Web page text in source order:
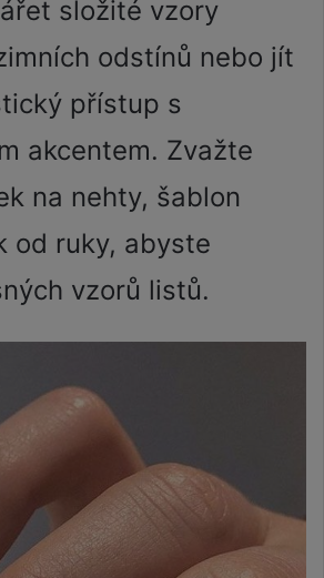
složité vzory
odstínů nebo jít
přístup s
akcentem. Zvažte
na nehty, šablon
od ruky, abyste
vzorů listů.